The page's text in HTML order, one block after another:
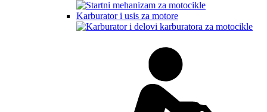
Karburator i usis za motore